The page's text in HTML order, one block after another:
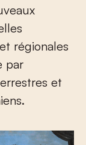
régionales
par
et